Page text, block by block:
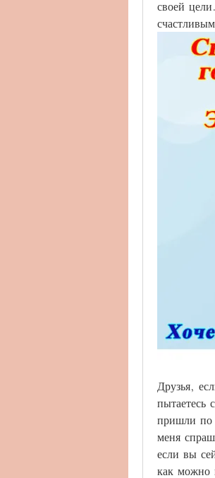
своей
Друзья,
пытаетесь
пришли по
меня
если вы
как можно